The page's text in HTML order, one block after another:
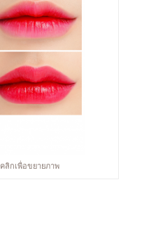
ลิกเพื่อขยายภาพ